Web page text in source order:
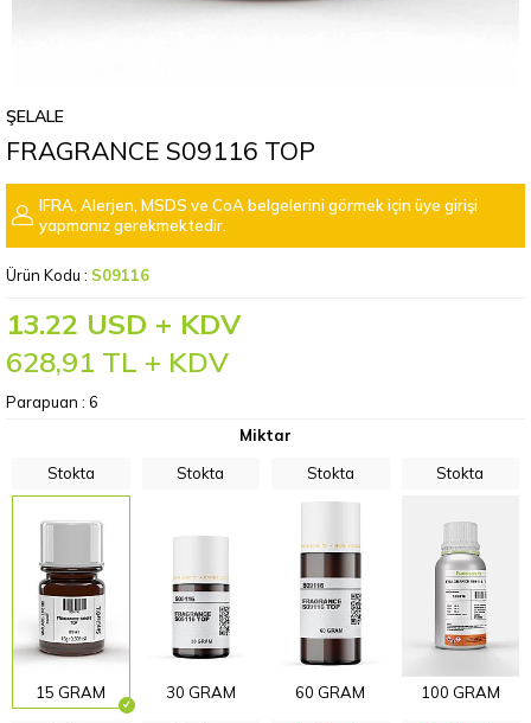
ŞELALE
FRAGRANCE S09116 TOP
IFRA, Alerjen, MSDS ve CoA belgelerini görmek için üye girişi
yapmanız gerekmektedir.
Ürün Kodu : S09116
13.22 USD + KDV
628,91 TL + KDV
Parapuan : 6
Miktar
Stokta
15 GRAM
Stokta
30 GRAM
Stokta
60 GRAM
Stokta
100 GRAM